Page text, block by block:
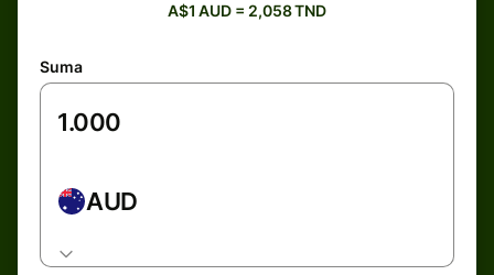
A$1 AUD = 2,058 TND
Suma
AUD